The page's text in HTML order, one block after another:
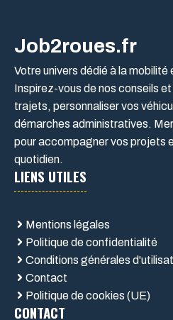
Job2roues.fr
Votre univers dédié à la mobilité
Inspirez-vous de nos conseils
trajets, personnaliser vos
démarches administratives.
pour accompagner vos projets
quotidien.
LIENS UTILES
Mentions légales
Politique de confidentialité
Conditions générales
Contact
Politique de cookies (UE)
CONTACT